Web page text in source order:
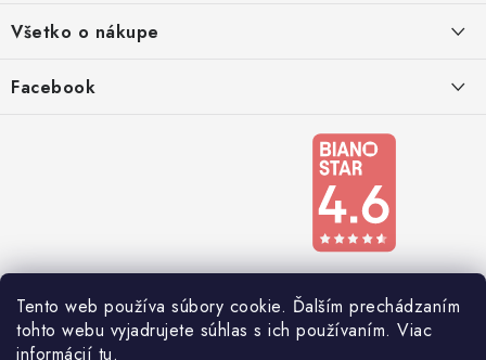
Tento web používa súbory cookie. Ďalším prechádzaním
tohto webu vyjadrujete súhlas s ich používaním. Viac
informácií tu.
Registrace
Všetko o nákupe
Facebook